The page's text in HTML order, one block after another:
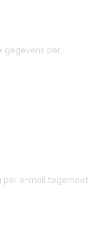
gegevens per
per e-mail tegemoet.